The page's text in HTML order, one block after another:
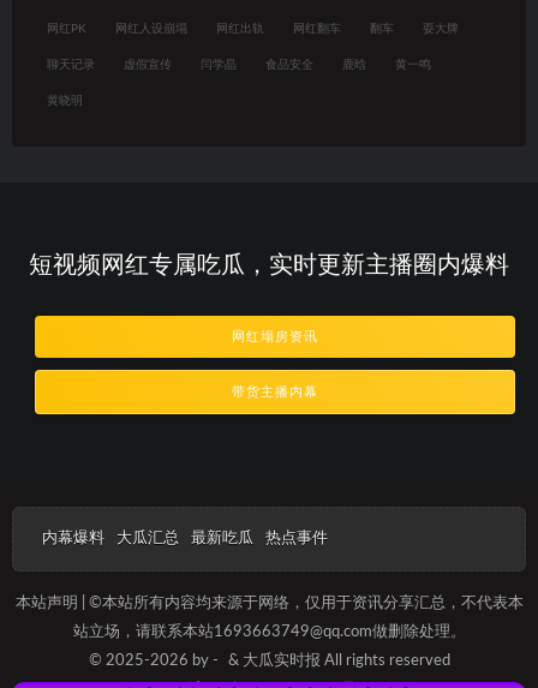
网红PK 网红人设崩塌 网红出轨 网红翻车 翻车 耍大牌
聊天记录 虚假宣传 闫学晶 食品安全 鹿晗 黄一鸣
黄晓明
短视频网红专属吃瓜，实时更新主播圈内爆料
网红塌房资讯
带货主播内幕
内幕爆料 大瓜汇总 最新吃瓜 热点事件
本站声明 | ©本站所有内容均来源于网络，仅用于资讯分享汇总，不代表本
站立场，请联系本站1693663749@qq.com做删除处理。
© 2025-2026 by -
& 大瓜实时报 All rights reserved